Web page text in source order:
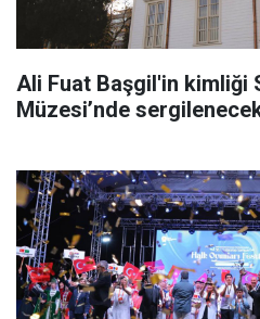
Ali Fuat Başgil'in kimliği
Müzesi’nde